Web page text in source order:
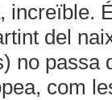
increïble.
del
no passa
com